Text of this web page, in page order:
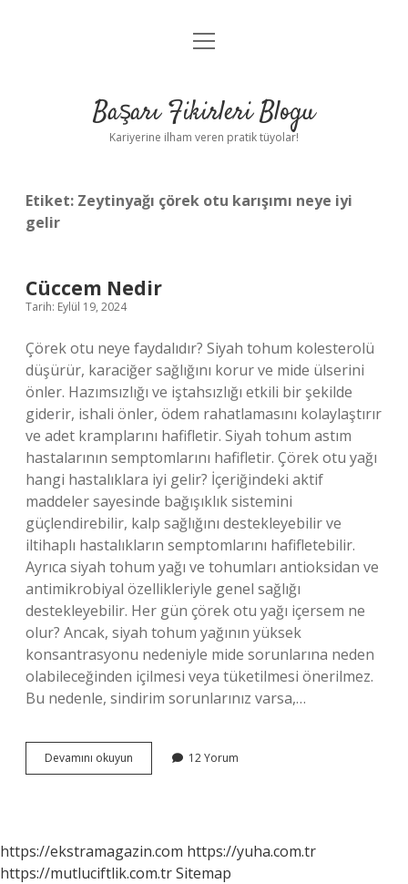
Anasayfa
Yasal Uyarı
menüyü
Başarı Fikirleri Blogu
Kariyerine ilham veren pratik tüyolar!
Etiket: Zeytinyağı çörek otu karışımı neye iyi
gelir
Cüccem Nedir
Tarih: Eylül 19, 2024
Çörek otu neye faydalıdır? Siyah tohum kolesterolü
düşürür, karaciğer sağlığını korur ve mide ülserini
önler. Hazımsızlığı ve iştahsızlığı etkili bir şekilde
giderir, ishali önler, ödem rahatlamasını kolaylaştırır
ve adet kramplarını hafifletir. Siyah tohum astım
hastalarının semptomlarını hafifletir. Çörek otu yağı
hangi hastalıklara iyi gelir? İçeriğindeki aktif
maddeler sayesinde bağışıklık sistemini
güçlendirebilir, kalp sağlığını destekleyebilir ve
iltihaplı hastalıkların semptomlarını hafifletebilir.
Ayrıca siyah tohum yağı ve tohumları antioksidan ve
antimikrobiyal özellikleriyle genel sağlığı
destekleyebilir. Her gün çörek otu yağı içersem ne
olur? Ancak, siyah tohum yağının yüksek
konsantrasyonu nedeniyle mide sorunlarına neden
olabileceğinden içilmesi veya tüketilmesi önerilmez.
Bu nedenle, sindirim sorunlarınız varsa,…
Devamını okuyun Cüccem
Nedir
12 Yorum
https://ekstramagazin.com https://yuha.com.tr
https://mutluciftlik.com.trSitemap